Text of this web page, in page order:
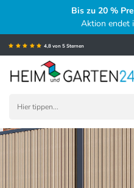
Bis zu 20 %
Aktion endet
4,8 von 5 Sternen